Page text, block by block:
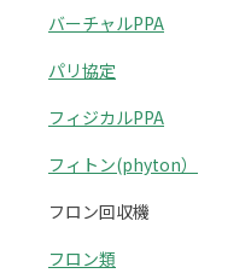
バーチャルPPA
パリ協定
フィジカルPPA
フィトン(phyton）
フロン回収機
フロン類